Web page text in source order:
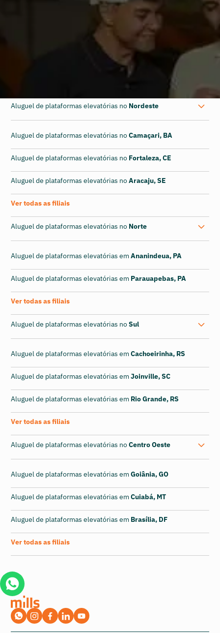
Cotía, SP
Aluguel de plataformas elevatórias no Serra, SP
Aluguel de plataformas elevatórias no
Aluguel de plataformas elevatórias no Nordeste
Aluguel de plataformas elevatórias noCamaçari, BA
Aluguel de plataformas elevatórias no Fortaleza, CE
Aluguel de plataformas elevatórias noAracaju, SE
Ver todas as filiais
Aluguel de plataformas elevatórias no Norte
Aluguel de plataformas elevatórias emAnanindeua, PA
Aluguel de plataformas elevatórias em Parauapebas, PA
Ver todas as filiais
Aluguel de plataformas elevatórias noSul
Aluguel de plataformas elevatórias emCachoeirinha, RS
Aluguel de plataformas elevatórias emJoinville, SC
Aluguel de plataformas elevatórias em Rio Grande, RS
Ver todas as filiais
Aluguel de plataformas elevatórias noCentro Oeste
Aluguel de plataformas elevatórias emGoiânia, GO
Aluguel de plataformas elevatórias emCuiabá, MT
Aluguel de plataformas elevatórias em Brasília, DF
Ver todas as filiais